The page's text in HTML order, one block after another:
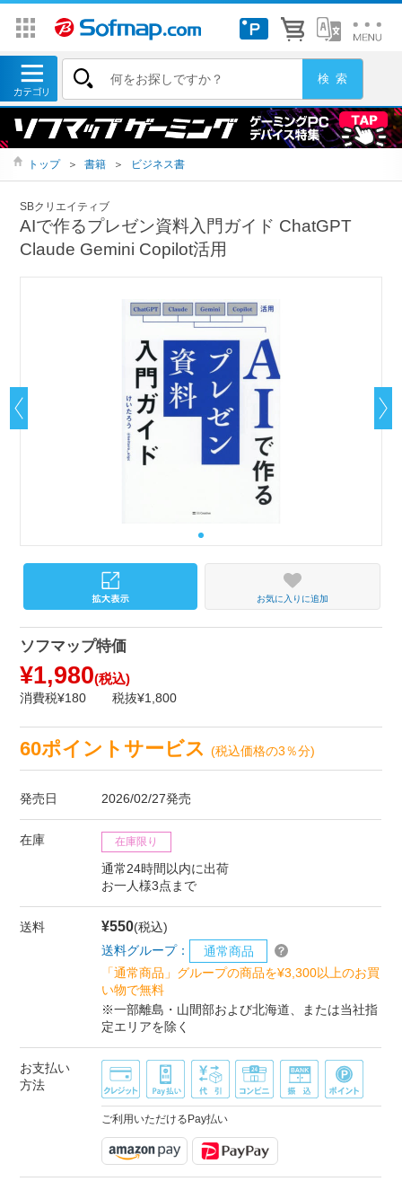
トップ ＞ 書籍 ＞ ビジネス書
SBクリエイティブ
AIで作るプレゼン資料入門ガイド ChatGPT
Claude Gemini Copilot活用
お気に入りに追加
ソフマップ特価
¥1,980(税込)
消費税¥180 税抜¥1,800
60ポイントサービス(税込価格の3％分)
発売日 2026/02/27発売
在庫 在庫限り
通常24時間以内に出荷
お一人様3点まで
送料 ¥550(税込)
送料グループ：
通常商品
「通常商品」グループの商品を¥3,300以上のお買
い物で無料
※一部離島・山間部および北海道、または当社指
定エリアを除く
お支払い
方法
ご利用いただけるPay払い